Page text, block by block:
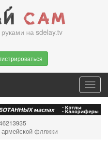
на sdelay.tv
армейской фляжки